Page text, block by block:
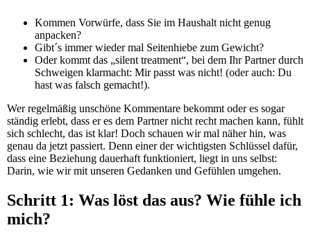
Kommen Vorwürfe, dass Sie im Haushalt nicht genug
anpacken?
Gibt´s immer wieder mal Seitenhiebe zum Gewicht?
Oder kommt das „silent treatment“, bei dem Ihr Partner durch
Schweigen klarmacht: Mir passt was nicht! (oder auch: Du
hast was falsch gemacht!).
Wer regelmäßig unschöne Kommentare bekommt oder es sogar
ständig erlebt, dass er es dem Partner nicht recht machen kann, fühlt
sich schlecht, das ist klar! Doch schauen wir mal näher hin, was
genau da jetzt passiert. Denn einer der wichtigsten Schlüssel dafür,
dass eine Beziehung dauerhaft funktioniert, liegt in uns selbst:
Darin, wie wir mit unseren Gedanken und Gefühlen umgehen.
Schritt 1: Was löst das aus? Wie fühle ich
mich?